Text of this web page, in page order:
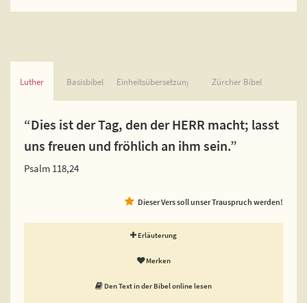
Luther Basisbibel Einheitsübersetzung Zürcher Bibel
“Dies ist der Tag, den der HERR macht; lasst
uns freuen und fröhlich an ihm sein.”
Psalm 118,24
Dieser Vers soll unser Trauspruch werden!
Erläuterung
Merken
Den Text in der Bibel online lesen